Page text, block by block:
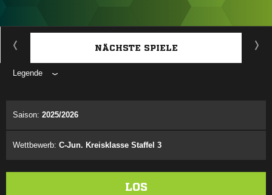
ANZEIGE
NÄCHSTE SPIELE
Legende
Saison: 2025/2026
Wettbewerb: C-Jun. Kreisklasse Staffel 3
LOS